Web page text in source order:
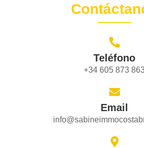
Teléfono
+34 605 873
Email